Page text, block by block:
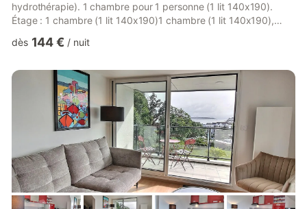
hydrothérapie). 1 chambre pour 1 personne (1 lit 140x190).
Étage : 1 chambre (1 lit 140x190)1 chambre (1 lit 140x190),
800 m². Terrasse plein sud. Complexe détente payant : piscine,
1er avril jusqu'à la fin des vacances de la Toussaint (de 10h à
20h). Supplément de 350€ pour une semaine à régler sur ...
dès 144 € / nuit